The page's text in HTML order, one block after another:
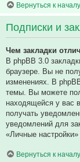
Вернуться к началу
Подписки и
Чем закладки
В phpBB 3.0
браузере. Вы не
изменениях. В
темы. Вы можете
находящейся у вас
получать
уведомлений для
«Личные
Вернуться к началу